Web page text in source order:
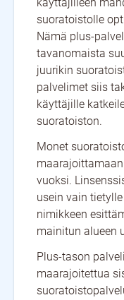
suoratoistolle
Nämä plus-
tavanomaista
juurikin
palvelimet siis
käyttäjille
suoratoiston.
Monet
vuoksi.
usein vain
nimikkeen
mainitun alueen
Plus-tason
maarajoitettua